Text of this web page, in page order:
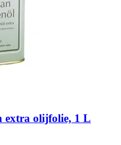
extra olijfolie, 1 L